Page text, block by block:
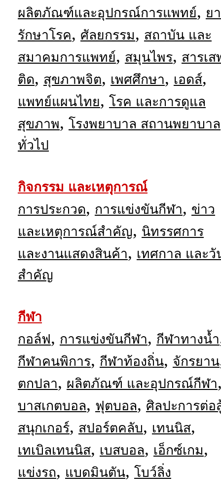
ผลิตภัณฑ์และอุปกรณ์การแพทย์, ยา
รักษาโรค, ศัลยกรรม, สถาบัน และ
สมาคมการแพทย์, สมุนไพร, สารเส
ติด, สุขภาพจิต, เพศศึกษา, เอดส์,
แพทย์แผนไทย, โรค และการดูแล
สุขภาพ, โรงพยาบาล สถานพยาบาล
ทั่วไป
กิจกรรม และเหตุการณ์
การประกวด, การแข่งขันกีฬา, ข่าว
และเหตุการณ์สำคัญ, นิทรรศการ
และงานแสดงสินค้า, เทศกาล และวั
สำคัญ
กีฬา
กอล์ฟ, การแข่งขันกีฬา, กีฬาทางน้ำ
กีฬาคนพิการ, กีฬาท้องถิ่น, จักรยาน
ตกปลา, ผลิตภัณฑ์ และอุปกรณ์กีฬา
บาสเกตบอล, ฟุตบอล, ศิลปะการต่อ
สนุกเกอร์, สปอร์ตคลับ, เทนนิส,
เทเบิลเทนนิส, เบสบอล, เอ็กซ์เกม,
แข่งรถ, แบดมินตัน, โบว์ลิ่ง